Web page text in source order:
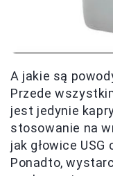
A jakie są
Przede
jest jedynie
stosowanie na
jak głowice
Ponadto,